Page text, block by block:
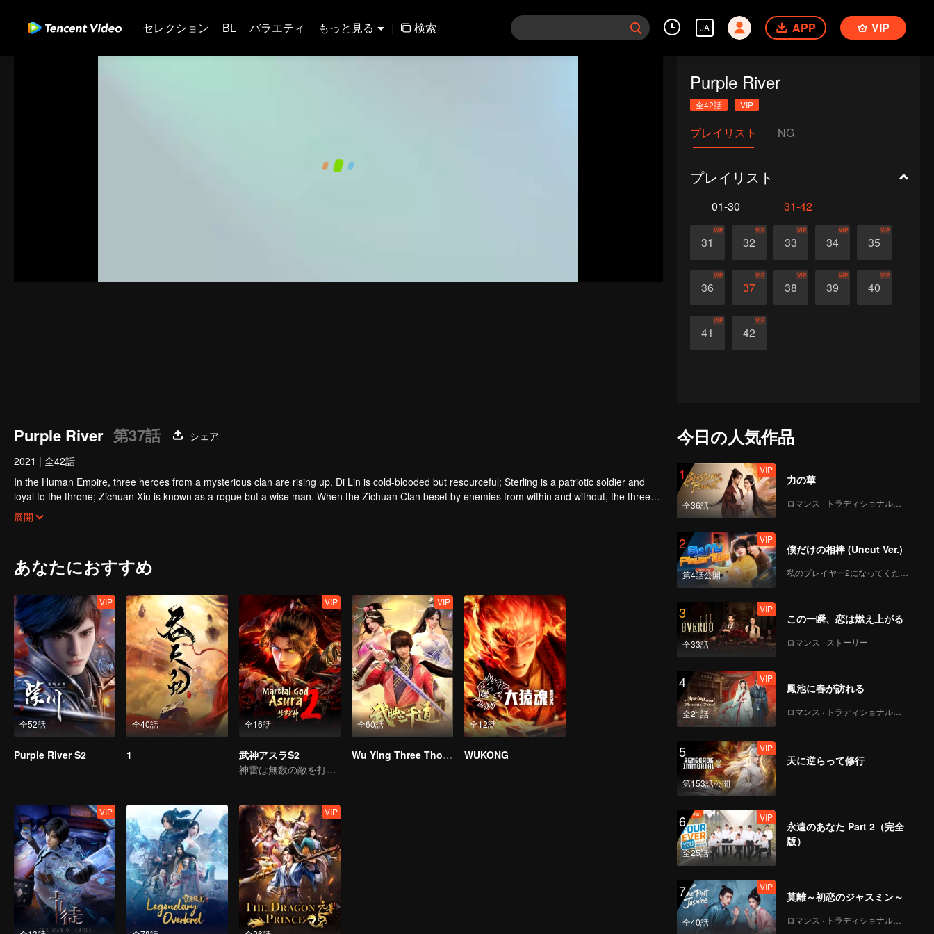
セレクション BL バラエティ もっと見る | 検索 JA APP VIP
Purple River
全42話 VIP
プレイリスト NG
プレイリスト
01-30 31-42
31
VIP
32
VIP
33
VIP
34
VIP
35
VIP
36
VIP
37
VIP
38
VIP
39
VIP
40
VIP
41
VIP
42
VIP
Purple River 第37話
シェア
2021 | 全42話
In the Human Empire, three heroes from a mysterious clan are rising up. Di Lin is cold-blooded but resourceful; Sterling is a patriotic soldier and
loyal to the throne; Zichuan Xiu is known as a rogue but a wise man. When the Zichuan Clan beset by enemies from within and without, the three
brothers displayed their respective abilities: Zichuan Xiu repelled the Demons and ventured his life on hunting down the rebel; Sterling resolutely
chose his family rather than beloved lover... Humans, demons, orcs, and eastern tribes are constantly entangled and bring chaos to this continent.
展開
あなたにおすすめ
全52話
VIP
Purple River S2
全40話
1
全16話
VIP
武神アスラS2
神雷は無数の敵を打ち払い、鬼斧は九洲を揺るがす！
全60話
VIP
Wu Ying Three Thousand Paths
全12話
WUKONG
VIP VIP
今日の人気作品
1
全36話
VIP
力の華
ロマンス · トラディショナル・コスチューム
2
第4話公開
VIP
僕だけの相棒 (Uncut Ver.)
私のプレイヤー2になってください
3
全33話
VIP
この一瞬、恋は燃え上がる
ロマンス · ストーリー
4
全21話
VIP
鳳池に春が訪れる
ロマンス · トラディショナル・コスチューム
5
第153話公開
VIP
天に逆らって修行
6
全25話
VIP
永遠のあなた Part 2（完全
版）
7
全40話
VIP
莫離～初恋のジャスミン～
ロマンス · トラディショナル・コスチューム